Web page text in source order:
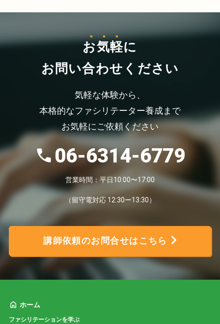
お気軽に
お問い合わせください
気軽な体験から、
本格的なファシリテーター養成まで
お気軽にご依頼ください
06-6314-6779
営業時間：平日10:00〜17:00
（留守電対応 12:30ー13:30）
講師依頼のお問合せはこちら
ホーム
ファシリテーションを学ぶ